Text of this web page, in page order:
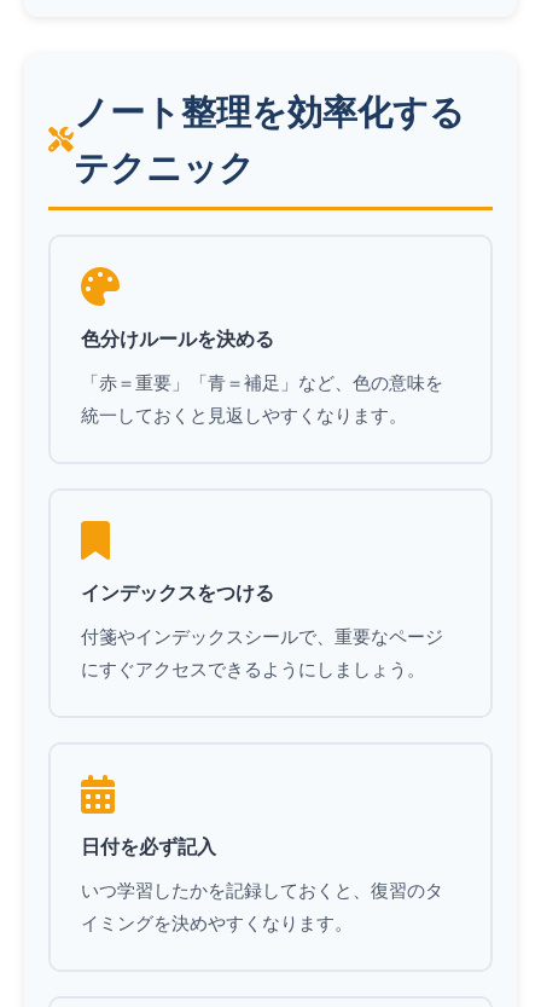
ノート整理を効率化する
テクニック
色分けルールを決める
「赤＝重要」「青＝補足」など、色の意味を
統一しておくと見返しやすくなります。
インデックスをつける
付箋やインデックスシールで、重要なページ
にすぐアクセスできるようにしましょう。
日付を必ず記入
いつ学習したかを記録しておくと、復習のタ
イミングを決めやすくなります。